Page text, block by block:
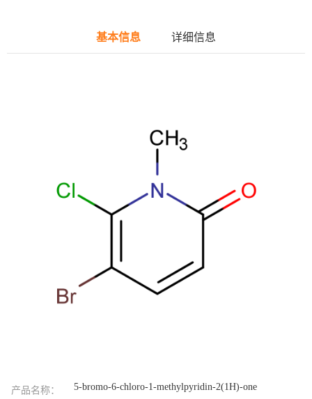
基本信息 详细信息
产品名称： 5-bromo-6-chloro-1-methylpyridin-2(1H)-one